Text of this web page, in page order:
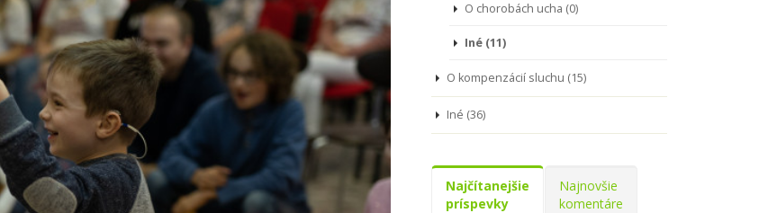
O chorobách ucha (0)
Iné (11)
O kompenzácií sluchu (15)
Iné (36)
Najčítanejšie
príspevky
Najnovšie
komentáre